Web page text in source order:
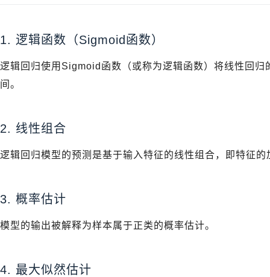
1. 逻辑函数（Sigmoid函数）
逻辑回归使用Sigmoid函数（或称为逻辑函数）将线性回
间。
2. 线性组合
逻辑回归模型的预测是基于输入特征的线性组合，即特征
3. 概率估计
模型的输出被解释为样本属于正类的概率估计。
4. 最大似然估计